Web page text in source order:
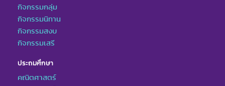
กิจกรรมกลุ่ม
กิจกรรมนิทาน
กิจกรรมสงบ
กิจกรรมเสรี
ประถมศึกษา
คณิตศาสตร์